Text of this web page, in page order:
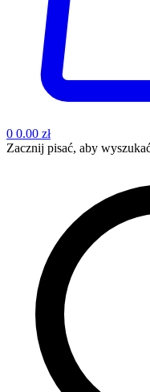
0 0.00 zł
Zacznij pisać, aby